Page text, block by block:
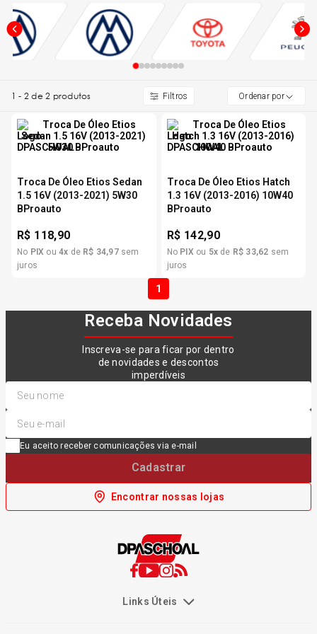
1 - 2de2 produtos Ordenar por
Troca De Óleo Etios Sedan
1.5 16V (2013-2021) 5W30
BProauto
R$ 118,90
No PIX ou4x de R$ 34,97sem
juros
Troca De Óleo Etios Hatch
1.3 16V (2013-2016) 10W40
BProauto
R$ 142,90
No PIX ou 5xde R$ 33,62 sem
juros
1
Receba Novidades
Inscreva-se para ficar por dentro
de novidades e descontos
imperdíveis
Eu aceito receber comunicações via e-mail
Cadastrar
Encontrar nossas lojas
Links Úteis
Kit 4 Pneu Xbri Aro 13
8º 185 60r15
9º 205 55r16
10º Pneu